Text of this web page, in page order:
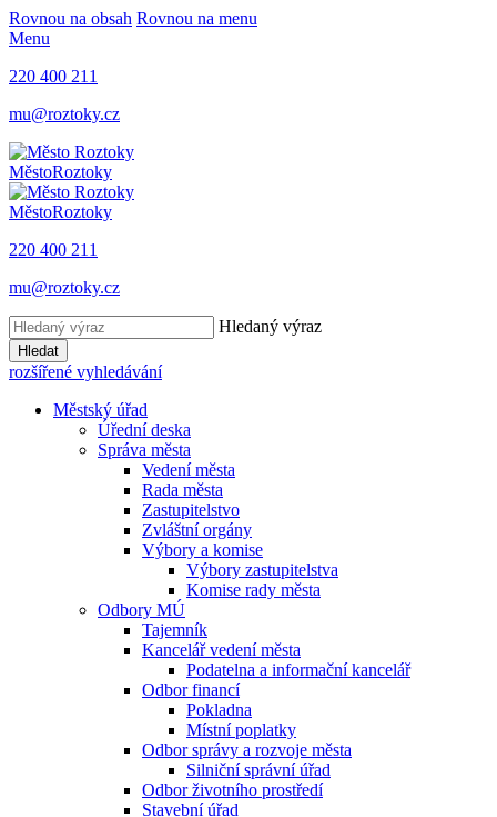
Rovnou na obsah Rovnou na menu
Menu
220 400 211
mu@roztoky.cz
MěstoRoztoky
MěstoRoztoky
220 400 211
mu@roztoky.cz
Hledaný výraz
Hledat
rozšířené vyhledávání
Městský úřad
Úřední deska
Správa města
Vedení města
Rada města
Zastupitelstvo
Zvláštní orgány
Výbory a komise
Výbory zastupitelstva
Komise rady města
Odbory MÚ
Tajemník
Kancelář vedení města
Podatelna a informační kancelář
Odbor financí
Pokladna
Místní poplatky
Odbor správy a rozvoje města
Silniční správní úřad
Odbor životního prostředí
Stavební úřad